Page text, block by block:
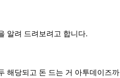
알려 드려보려고 합니다.
해당되고 돈 드는 거 아투데이즈까